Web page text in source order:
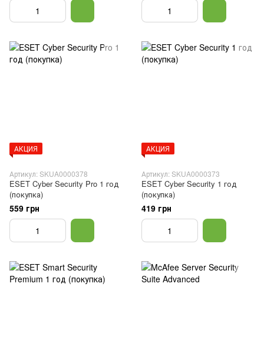
АКЦИЯ
Артикул: SKUA0000378
ESET Cyber Security Pro 1 год
(покупка)
559 грн
АКЦИЯ
Артикул: SKUA0000373
ESET Cyber Security 1 год
(покупка)
419 грн